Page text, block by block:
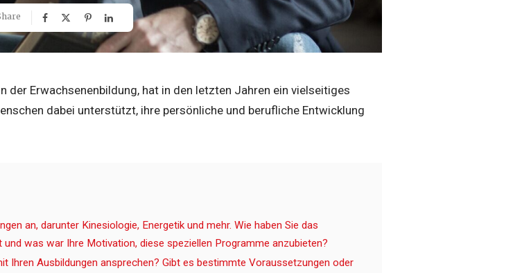
der Erwachsenenbildung, hat in den letzten Jahren ein vielseitiges
dabei unterstützt, ihre persönliche und berufliche Entwicklung
an, darunter Kinesiologie, Energetik und mehr. Wie haben Sie das
was war Ihre Motivation, diese speziellen Programme anzubieten?
Ihren Ausbildungen ansprechen? Gibt es bestimmte Voraussetzungen oder